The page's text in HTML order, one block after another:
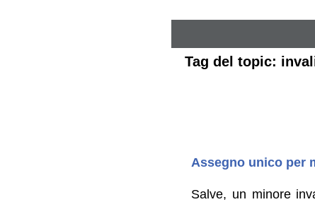
Tag del topic:
Assegno unico per
Salve, un minore